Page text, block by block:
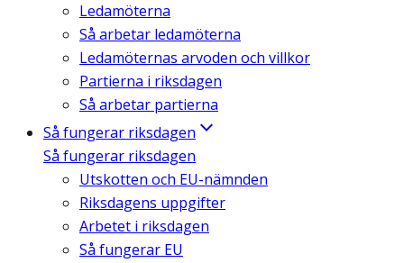
Ledamöterna
Så arbetar ledamöterna
Ledamöternas arvoden och villkor
Partierna i riksdagen
Så arbetar partierna
Så fungerar riksdagen
Så fungerar riksdagen
Utskotten och EU-nämnden
Riksdagens uppgifter
Arbetet i riksdagen
Så fungerar EU